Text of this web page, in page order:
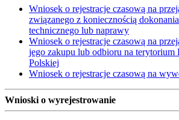
Wniosek o rejestracje czasową na
związanego z koniecznością
technicznego lub naprawy
Wniosek o rejestracje czasową na
jego zakupu lub odbioru na terytorium
Polskiej
Wniosek o rejestracje czasową na
Wnioski o wyrejestrowanie